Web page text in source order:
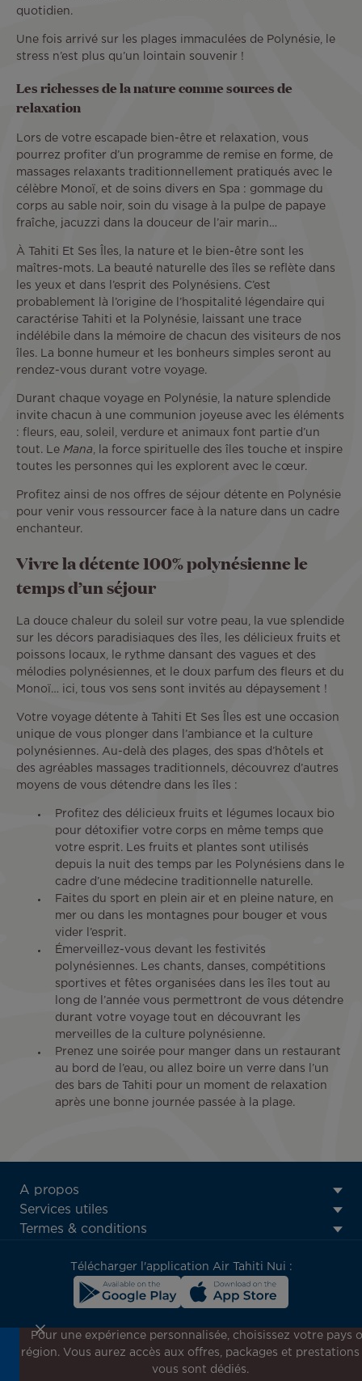
quotidien.
Une fois arrivé sur les plages immaculées de Polynésie, le
stress n’est plus qu’un lointain souvenir !
Les richesses de la nature comme sources de
relaxation
Lors de votre escapade bien-être et relaxation, vous
pourrez profiter d’un programme de remise en forme, de
massages relaxants traditionnellement pratiqués avec le
célèbre Monoï, et de soins divers en Spa : gommage du
corps au sable noir, soin du visage à la pulpe de papaye
fraîche, jacuzzi dans la douceur de l’air marin…
À Tahiti Et Ses Îles, la nature et le bien-être sont les
maîtres-mots. La beauté naturelle des îles se reflète dans
les yeux et dans l’esprit des Polynésiens. C’est
probablement là l’origine de l’hospitalité légendaire qui
caractérise Tahiti et la Polynésie, laissant une trace
indélébile dans la mémoire de chacun des visiteurs de nos
îles. La bonne humeur et les bonheurs simples seront au
rendez-vous durant votre voyage.
Durant chaque voyage en Polynésie, la nature splendide
invite chacun à une communion joyeuse avec les éléments
: fleurs, eau, soleil, verdure et animaux font partie d’un
tout. Le Mana , la force spirituelle des îles touche et inspire
toutes les personnes qui les explorent avec le cœur.
Profitez ainsi de nos offres de séjour détente en Polynésie
pour venir vous ressourcer face à la nature dans un cadre
enchanteur.
Vivre la détente 100% polynésienne le
temps d’un séjour
La douce chaleur du soleil sur votre peau, la vue splendide
sur les décors paradisiaques des îles, les délicieux fruits et
poissons locaux, le rythme dansant des vagues et des
mélodies polynésiennes, et le doux parfum des fleurs et du
Monoï… ici, tous vos sens sont invités au dépaysement !
Votre voyage détente à Tahiti Et Ses Îles est une occasion
unique de vous plonger dans l’ambiance et la culture
polynésiennes. Au-delà des plages, des spas d’hôtels et
des agréables massages traditionnels, découvrez d’autres
moyens de vous détendre dans les îles :
Profitez des délicieux fruits et légumes locaux bio
pour détoxifier votre corps en même temps que
votre esprit. Les fruits et plantes sont utilisés
depuis la nuit des temps par les Polynésiens dans le
cadre d’une médecine traditionnelle naturelle.
Faites du sport en plein air et en pleine nature, en
mer ou dans les montagnes pour bouger et vous
vider l’esprit.
Émerveillez-vous devant les festivités
polynésiennes. Les chants, danses, compétitions
sportives et fêtes organisées dans les îles tout au
long de l’année vous permettront de vous détendre
durant votre voyage tout en découvrant les
merveilles de la culture polynésienne.
Prenez une soirée pour manger dans un restaurant
au bord de l’eau, ou allez boire un verre dans l’un
des bars de Tahiti pour un moment de relaxation
après une bonne journée passée à la plage.
ATN:
Footer
menu
A propos
Services utiles
Termes & conditions
Télécharger l'application Air Tahiti Nui :
Inscrivez-vous à notre newsletter !
Recevez en avant-première toutes nos offres spéciales et
Pour une expérience personnalisée, choisissez votre pays
région. Vous aurez accès aux offres, packages et prestations
vous sont dédiés.